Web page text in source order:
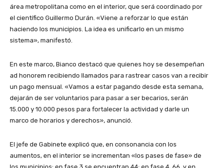
área metropolitana como en el interior, que será coordinado por
el científico Guillermo Durán. «Viene a reforzar lo que están
haciendo los municipios. La idea es unificarlo en un mismo
sistema», manifestó.
En este marco, Bianco destacó que quienes hoy se desempeñan
ad honorem recibiendo llamados para rastrear casos van a recibir
un pago mensual. «Vamos a estar pagando desde esta semana,
dejarán de ser voluntarios para pasar a ser becarios, serán
15.000 y 10.000 pesos para fortalecer la actividad y darle un
marco de horarios y derechos», anunció.
El jefe de Gabinete explicó que, en consonancia con los
aumentos, en el interior se incrementan «los pases de fase» de